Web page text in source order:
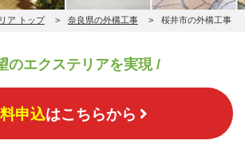
ア トップ 奈良県の外構工事 桜井市の外構工事
のエクステリアを実現 /
申込はこちらから